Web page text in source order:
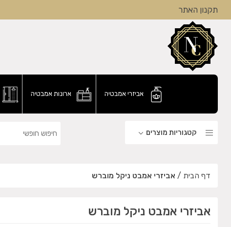
תקנון האתר
אביזרי אמבטיה ארונות אמבטיה
קטגוריות מוצרים
דף הבית / אביזרי אמבט ניקל מוברש
אביזרי אמבט ניקל מוברש